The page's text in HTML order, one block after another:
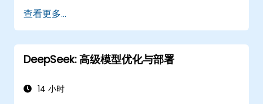
查看更多...
DeepSeek: 高级模型优化与部署
14 小时